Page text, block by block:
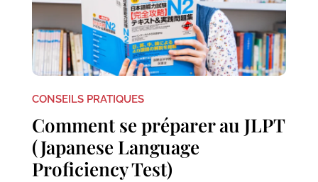
CONSEILS PRATIQUES
Comment se préparer au JLPT
(Japanese Language
Proficiency Test)